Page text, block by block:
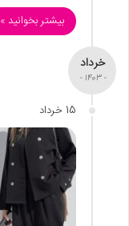
بیشتر بخوانید »
خرداد
- 1403 -
15 خرداد